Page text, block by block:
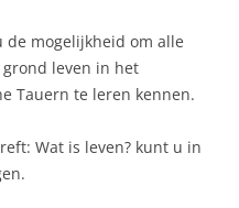
de mogelijkheid om alle
leven in het
Tauern te leren kennen.
Wat is leven? kunt u in